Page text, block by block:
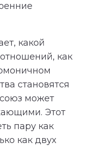
какой
как
становятся
может
Этот
пару как
как двух